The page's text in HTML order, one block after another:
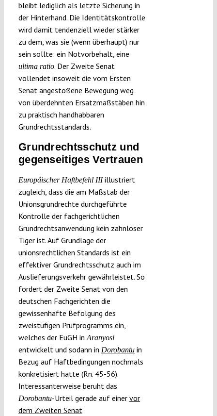
bleibt lediglich als letzte Sicherung in
der Hinterhand. Die Identitätskontrolle
wird damit tendenziell wieder stärker
zu dem, was sie (wenn überhaupt) nur
sein sollte: ein Notvorbehalt, eine
ultima ratio. Der Zweite Senat
vollendet insoweit die vom Ersten
Senat angestoßene Bewegung weg
von überdehnten Ersatzmaßstäben hin
zu praktisch handhabbaren
Grundrechtsstandards.
Grundrechtsschutz und
gegenseitiges Vertrauen
Europäischer Haftbefehl IIIillustriert
zugleich, dass die am Maßstab der
Unionsgrundrechte durchgeführte
Kontrolle der fachgerichtlichen
Grundrechtsanwendung kein zahnloser
Tiger ist. Auf Grundlage der
unionsrechtlichen Standards ist ein
effektiver Grundrechtsschutz auch im
Auslieferungsverkehr gewährleistet. So
fordert der Zweite Senat von den
deutschen Fachgerichten die
gewissenhafte Befolgung des
zweistufigen Prüfprogramms ein,
welches der EuGH inAranyosi
entwickelt und sodann in Dorobantuin
Bezug auf Haftbedingungen nochmals
konkretisiert hatte (Rn. 45-56).
Interessanterweise beruht das
Dorobantu-Urteil gerade auf einer vor
dem Zweiten Senat